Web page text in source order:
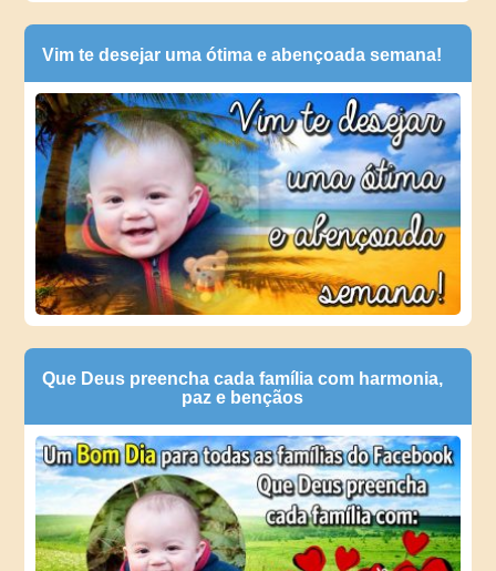
Vim te desejar uma ótima e abençoada semana!
Que Deus preencha cada família com harmonia,
paz e bençãos